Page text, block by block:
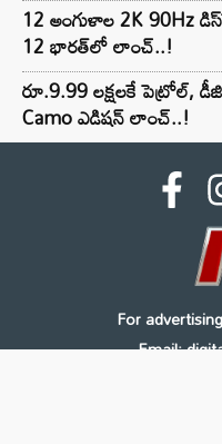
12 అంగుళాల 2K 90Hz
12 భారత్‌లో లాంచ్..!
రూ.9.99 లక్షలకే పెట్రోల్,
Camo ఎడిషన్ లాంచ్..!
For
Email: